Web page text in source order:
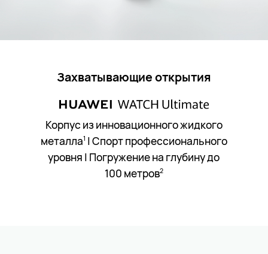
Захватывающие открытия
Корпус из инновационного жидкого
металла1 | Спорт профессионального
уровня | Погружение на глубину до
100 метров2